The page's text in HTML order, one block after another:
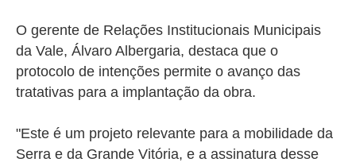
O gerente de Relações Institucionais Municipais
da Vale, Álvaro Albergaria, destaca que o
protocolo de intenções permite o avanço das
tratativas para a implantação da obra.
"Este é um projeto relevante para a mobilidade da
Serra e da Grande Vitória, e a assinatura desse